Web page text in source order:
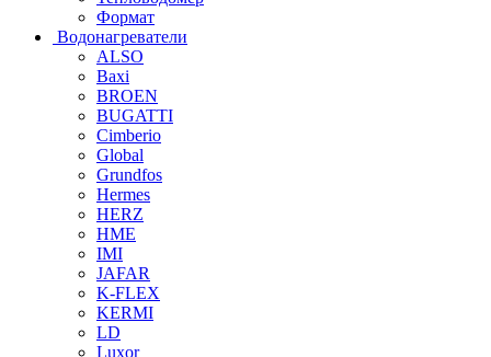
Формат
Водонагреватели
ALSO
Baxi
BROEN
BUGATTI
Cimberio
Global
Grundfos
Hermes
HERZ
HME
IMI
JAFAR
K-FLEX
KERMI
LD
Luxor